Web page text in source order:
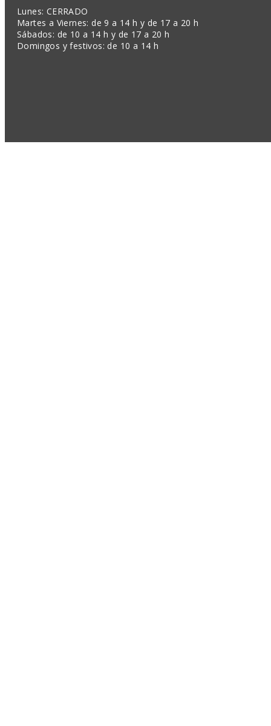
Lunes: CERRADO
Martes a Viernes: de 9 a 14 h y de 17 a 20 h
Sábados: de 10 a 14 h y de 17 a 20 h
Domingos y festivos: de 10 a 14 h